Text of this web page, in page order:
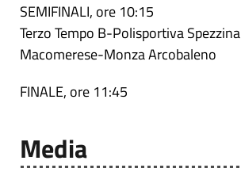
SEMIFINALI, ore 10:15
Terzo Tempo B-Polisportiva Spezzina
Macomerese-Monza Arcobaleno
FINALE, ore 11:45
Media